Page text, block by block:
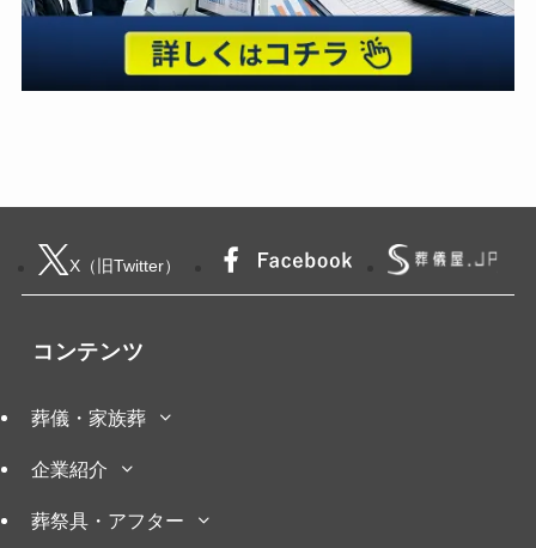
X（旧Twitter）
コンテンツ
葬儀・家族葬
企業紹介
葬祭具・アフター